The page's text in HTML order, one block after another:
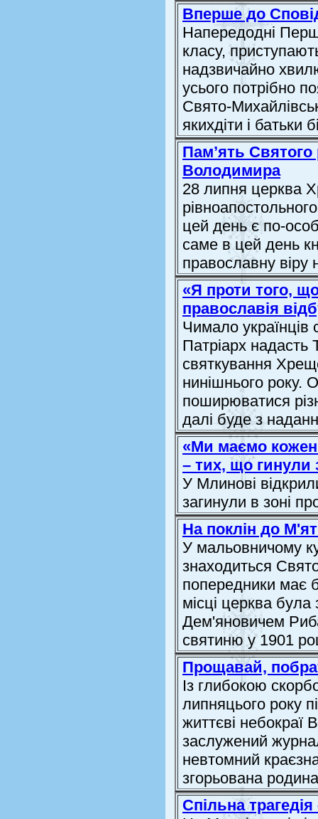
Вперше до
Напередодні
класу,
надзвичайно
усього потрібно
Свято-
якихдіти і батьки
Пам’ять Святого
Володимира
28 липня церква
цей день є по-
саме в цей день
православну
«Я проти того,
православія
Чимало
Патріарх надасть
святкування
нинішнього року.
поширюватися
далі буде з
«Ми маємо кожен
– тих, що гинули
У Млинові
загинули в зоні
На поклін до
У мальовничому
знаходиться
попередники має
місці церква
Дем'яновичем
святиню у 1901
Прощавай,
Із глибокою
липняцього року
життєві небокраї
заслужений
невтомний
згорьована
Спільна